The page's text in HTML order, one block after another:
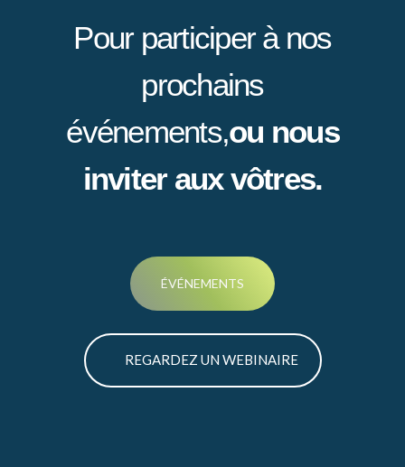
Pour participer à nos
prochains
événements,ou nous
inviter aux vôtres.
ÉVÉNEMENTS
REGARDEZ UN WEBINAIRE